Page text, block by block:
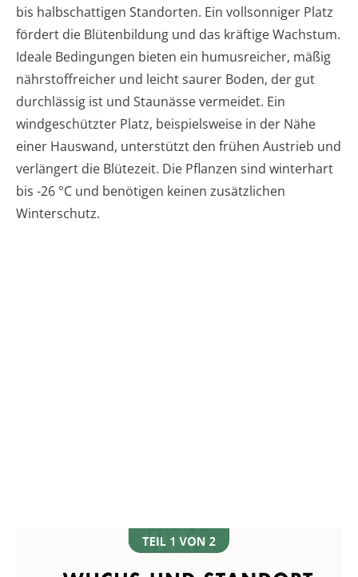
bis halbschattigen Standorten. Ein vollsonniger Platz
fördert die Blütenbildung und das kräftige Wachstum.
Ideale Bedingungen bieten ein humusreicher, mäßig
nährstoffreicher und leicht saurer Boden, der gut
durchlässig ist und Staunässe vermeidet. Ein
windgeschützter Platz, beispielsweise in der Nähe
einer Hauswand, unterstützt den frühen Austrieb und
verlängert die Blütezeit. Die Pflanzen sind winterhart
bis -26 °C und benötigen keinen zusätzlichen
Winterschutz.